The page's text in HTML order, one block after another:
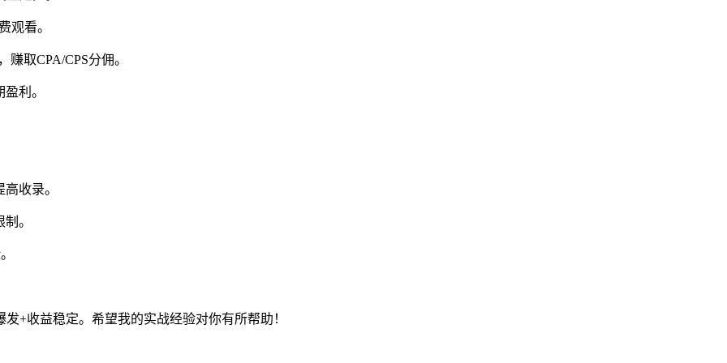
观看。
取CPA/CPS分佣。
利。
收录。
。
+收益稳定。希望我的实战经验对你有所帮助！